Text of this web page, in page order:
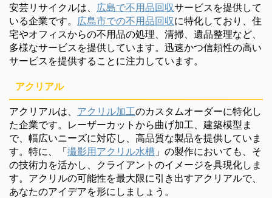
安芸リサイクルは、 広島で不用品回収サービスを提供して
いる企業です。 広島市での不用品回収に特化しており、住
宅やオフィスからの不用品の処理、清掃、遺品整理など、
多様なサービスを提供しています。迅速かつ信頼性の高い
サービスを提供することに注力しています。
アクリアル
アクリアルは、 アクリル加工のカスタムオーダーに特化し
た企業です。レーザーカットから曲げ加工、建築模型ま
で、幅広いニーズに対応し、高品質な製品を提供していま
す。特に、「撮影用アクリル水槽 」の製作においても、そ
の技術力を活かし、クライアントのイメージを具現化しま
す。アクリルの可能性を最大限に引き出すアクリアルで、
あなたのアイデアを形にしましょう。